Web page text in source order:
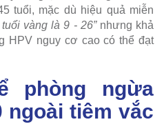
tuổi, mặc dù hiệu quả miễn
tuổi vàng là 9 - 26”nhưng khả
HPV nguy cơ cao có thể đạt
phòng ngừa
ngoài tiêm vắc